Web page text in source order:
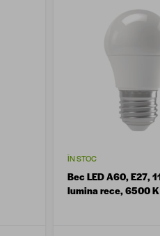
ÎN STOC
Bec LED A60, E27,
lumina rece, 6500 K